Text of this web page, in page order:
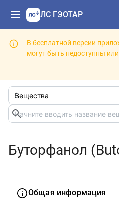
ЛС ГЭОТАР
В бесплатной версии
могут быть недоступны
Буторфанол
Общая информация